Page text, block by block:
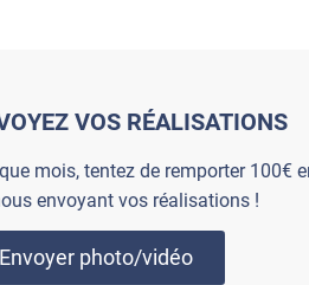
VOS RÉALISATIONS
mois, tentez de remporter 100€
envoyant vos réalisations !
Envoyer photo/vidéo